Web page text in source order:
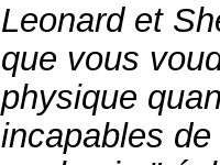
Leonard et
que vous
physique
incapables